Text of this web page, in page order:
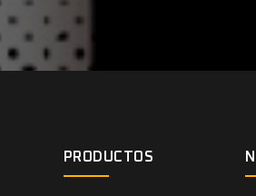
PRODUCTOS